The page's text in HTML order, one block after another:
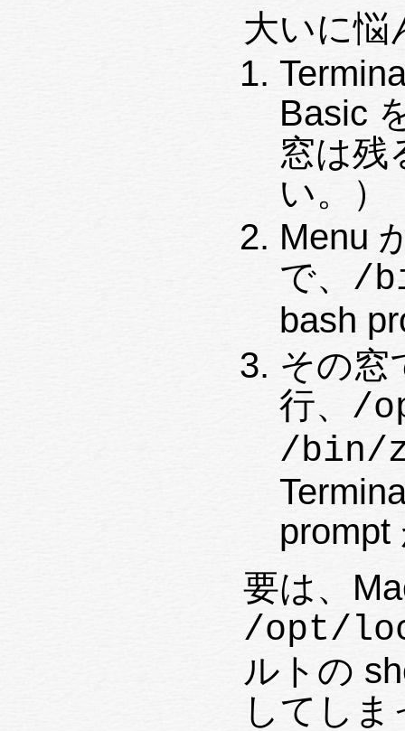
大いに悩
Basic
窓は残
い。）
Menu
で、 /
bash
その窓
行、 /
/bin/
prompt
要は、
/opt/
ルトの
してし